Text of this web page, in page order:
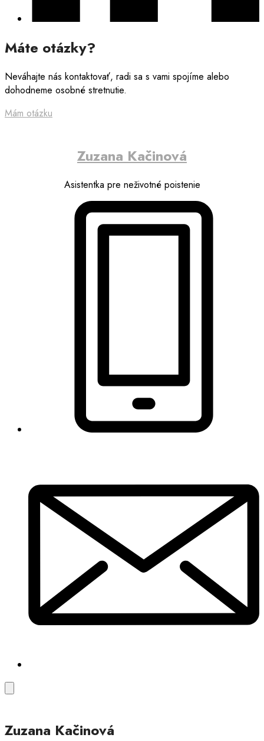
Máte otázky?
Neváhajte nás kontaktovať, radi sa s vami spojíme alebo
dohodneme osobné stretnutie.
Mám otázku
Zuzana Kačinová
Asistentka pre neživotné poistenie
Zuzana Kačinová